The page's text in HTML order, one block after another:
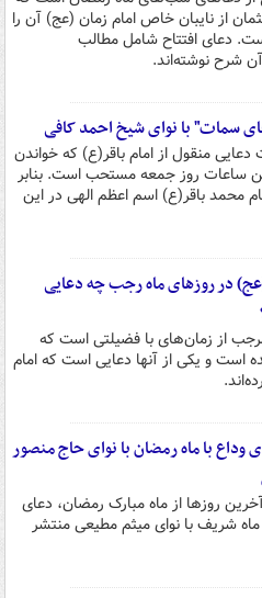
از نایبان خاص امام زمان (عج) آن را
دعای افتتاح شامل مطالب
شرح نوشته‌اند.
سمات" با نوای شیخ احمد کافی
منقول از امام باقر(ع) که خواندن
ساعات روز جمعه مستحب است. بنابر
محمد باقر(ع) اسم اعظم الهی در این
در روزهای ماه رجب چه دعایی
از زمان‌های با فضیلتی است که
است و یکی از آنها دعایی است که امام
با ماه رمضان با نوای حاج منصور
روزها از ماه مبارک رمضان، دعای
ماه شریف با نوای میثم مطیعی منتشر